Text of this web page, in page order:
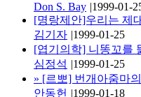
Don S. Bay |1999-01-
[명랑제안]우리는 제
김기자 |1999-01-25
[엽기의학] 니똥꼬를
심정석 |1999-01-25
» [르뽀] 번개아줌마
안동헌 |1999-01-18